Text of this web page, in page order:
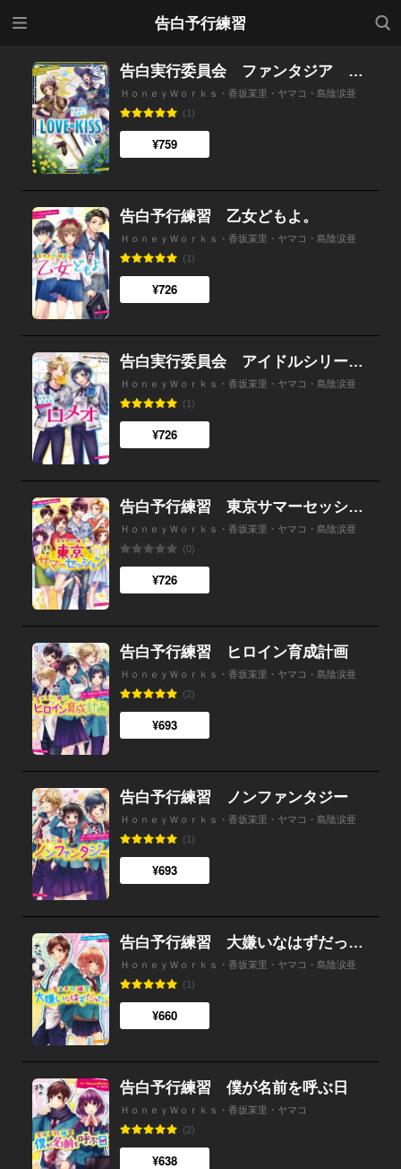
告白予行練習
検索
告白実行委員会 ファンタジア LOVE&KISS
ＨｏｎｅｙＷｏｒｋｓ・香坂茉里・ヤマコ・島陰涙亜
(1)
¥759
告白予行練習 乙女どもよ。
ＨｏｎｅｙＷｏｒｋｓ・香坂茉里・ヤマコ・島陰涙亜
(1)
¥726
告白実行委員会 アイドルシリーズ ロメオ
ＨｏｎｅｙＷｏｒｋｓ・香坂茉里・ヤマコ・島陰涙亜
(1)
¥726
告白予行練習 東京サマーセッション
ＨｏｎｅｙＷｏｒｋｓ・香坂茉里・ヤマコ・島陰涙亜
(0)
¥726
告白予行練習 ヒロイン育成計画
ＨｏｎｅｙＷｏｒｋｓ・香坂茉里・ヤマコ・島陰涙亜
(2)
¥693
告白予行練習 ノンファンタジー
ＨｏｎｅｙＷｏｒｋｓ・香坂茉里・ヤマコ・島陰涙亜
(1)
¥693
告白予行練習 大嫌いなはずだった。
ＨｏｎｅｙＷｏｒｋｓ・香坂茉里・ヤマコ・島陰涙亜
(1)
¥660
告白予行練習 僕が名前を呼ぶ日
ＨｏｎｅｙＷｏｒｋｓ・香坂茉里・ヤマコ
(2)
¥638